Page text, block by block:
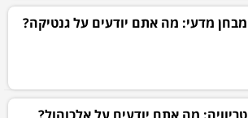
מבחן מדעי: מה אתם יודעים על גנטיקה?